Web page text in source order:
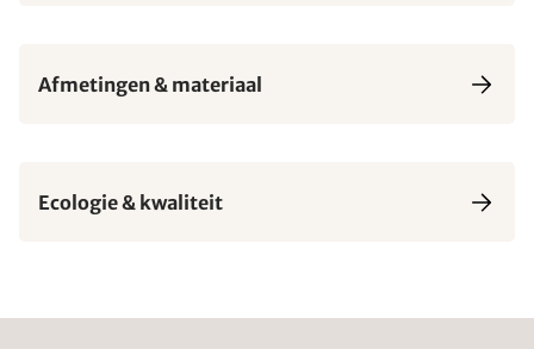
Afmetingen & materiaal
Ecologie & kwaliteit